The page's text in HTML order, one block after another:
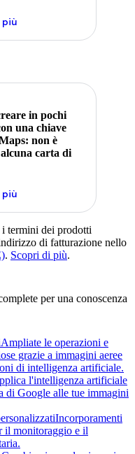
più
in pochi
una chiave
non è
carta di
più
termini dei prodotti
di fatturazione nello
. Scopri di più.
per una conoscenza
Ampliate le operazioni e
grazie a immagini aeree
di intelligenza artificiale.
l'intelligenza artificiale
di Google alle tue immagini
Incorporamenti
il monitoraggio e il